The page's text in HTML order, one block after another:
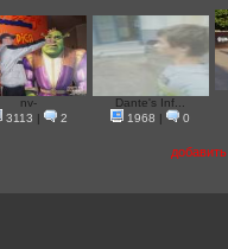
nv-
3113
2
Dante's Inf...
1968
0
добавить